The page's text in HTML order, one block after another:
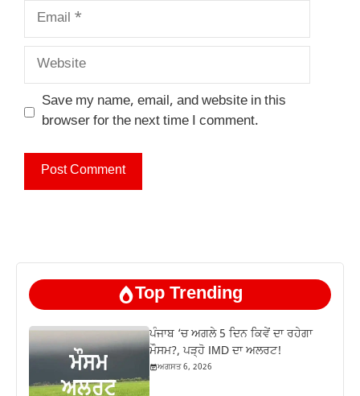
Email
Website
Save my name, email, and website in this
browser for the next time I comment.
Top Trending
ਪੰਜਾਬ ‘ਚ ਅਗਲੇ 5 ਦਿਨ ਕਿਵੇਂ ਦਾ ਰਹੇਗਾ
ਮੌਸਮ?, ਪੜ੍ਹੋ IMD ਦਾ ਅਲਰਟ!
ਅਗਸਤ 6, 2026